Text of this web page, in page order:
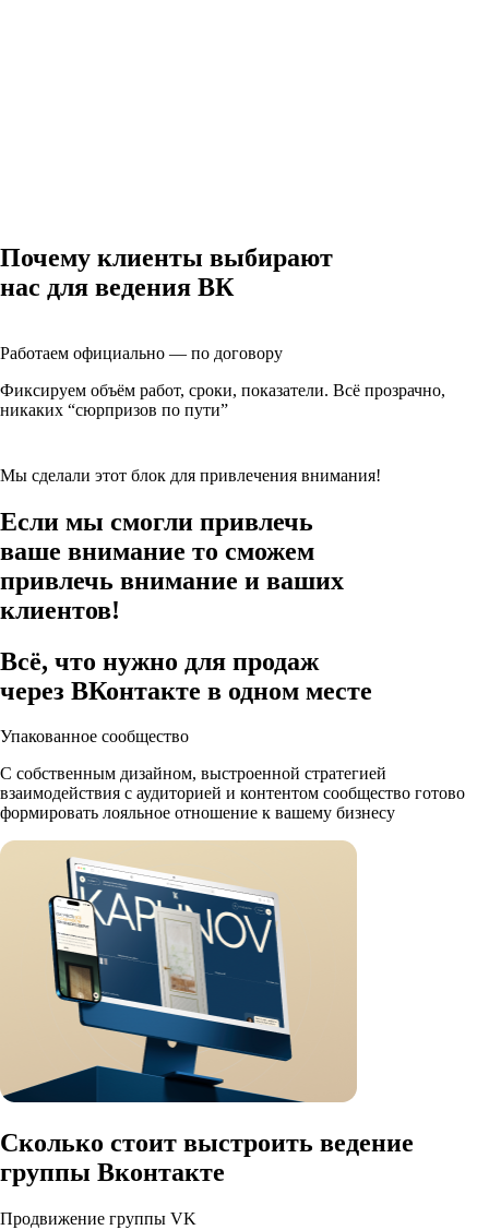
Почему клиенты выбирают
нас для ведения ВК
Работаем официально — по договору
Фиксируем объём работ, сроки, показатели. Всё прозрачно,
никаких “сюрпризов по пути”
Мы сделали этот блок для привлечения внимания!
Если мы смогли привлечь
ваше внимание то сможем
привлечь внимание и вашиx
клиентов!
Всё, что нужно для продаж
через ВКонтакте в одном месте
Упакованное сообщество
С собственным дизайном, выстроенной стратегией
взаимодействия с аудиторией и контентом сообщество готово
формировать лояльное отношение к вашему бизнесу
Сколько стоит выстроить ведение
группы Вконтакте
Продвижение группы VK